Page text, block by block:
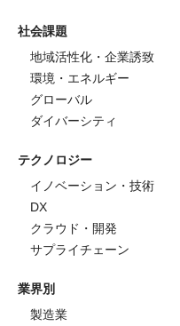
社会課題
地域活性化・企業誘致
環境・エネルギー
グローバル
ダイバーシティ
テクノロジー
イノベーション・技術
DX
クラウド・開発
サプライチェーン
業界別
製造業